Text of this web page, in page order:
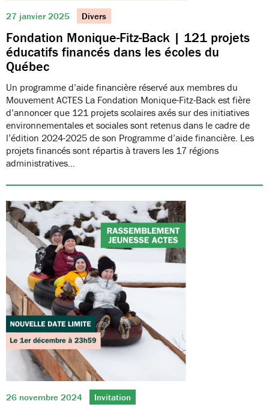
27 janvier 2025 Divers
Fondation Monique-Fitz-Back | 121 projets
éducatifs financés dans les écoles du
Québec
Un programme d’aide financière réservé aux membres du
Mouvement ACTES La Fondation Monique-Fitz-Back est fière
d’annoncer que 121 projets scolaires axés sur des initiatives
environnementales et sociales sont retenus dans le cadre de
l’édition 2024-2025 de son Programme d’aide financière. Les
projets financés sont répartis à travers les 17 régions
administratives…
26 novembre 2024 Invitation